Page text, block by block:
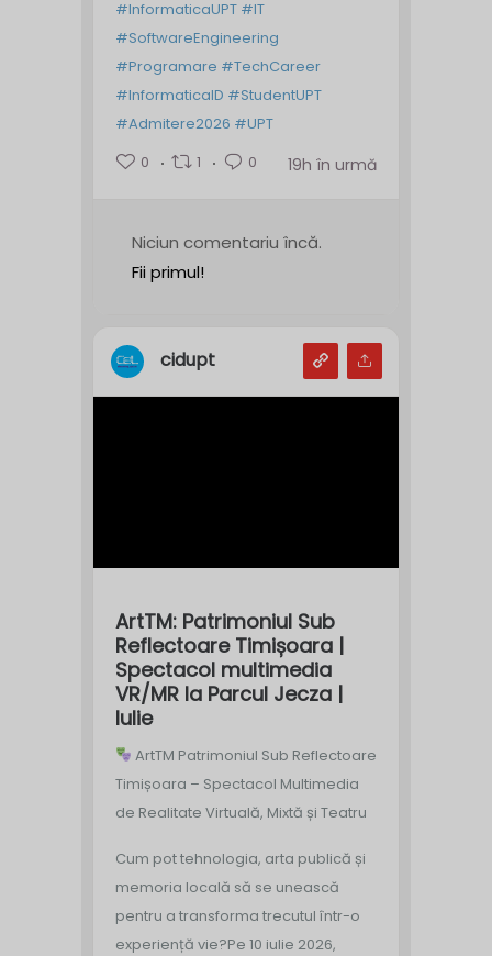
#InformaticaUPT #IT
#SoftwareEngineering
#Programare #TechCareer
#InformaticaID #StudentUPT
#Admitere2026 #UPT
0
1 0 19h în urmă
Niciun comentariu încă.
Fii primul!
cidupt
ArtTM: Patrimoniul Sub
Reflectoare Timișoara |
Spectacol multimedia
VR/MR la Parcul Jecza |
Iulie
ArtTM Patrimoniul Sub Reflectoare
Timișoara – Spectacol Multimedia
de Realitate Virtuală, Mixtă și Teatru
Cum pot tehnologia, arta publică și
memoria locală să se unească
pentru a transforma trecutul într-o
experiență vie?Pe 10 iulie 2026,